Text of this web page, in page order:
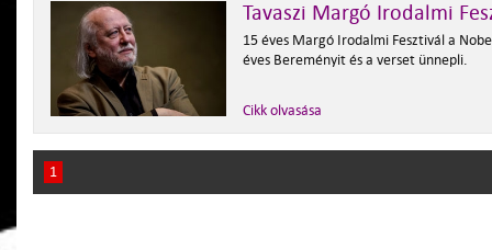
Tavaszi Margó Irodalmi
15 éves Margó Irodalmi Fesztivál a
éves Bereményit és a verset ünnepli.
Cikk olvasása
1